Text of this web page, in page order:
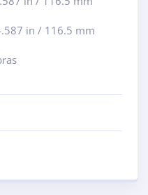
in / 116.5 mm